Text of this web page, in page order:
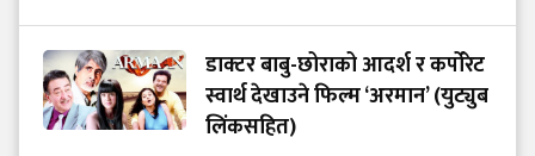
डाक्टर बाबु-छोराको आदर्श र कर्पोरेट
स्वार्थ देखाउने फिल्म ‘अरमान’ (युट्युब
लिंकसहित)